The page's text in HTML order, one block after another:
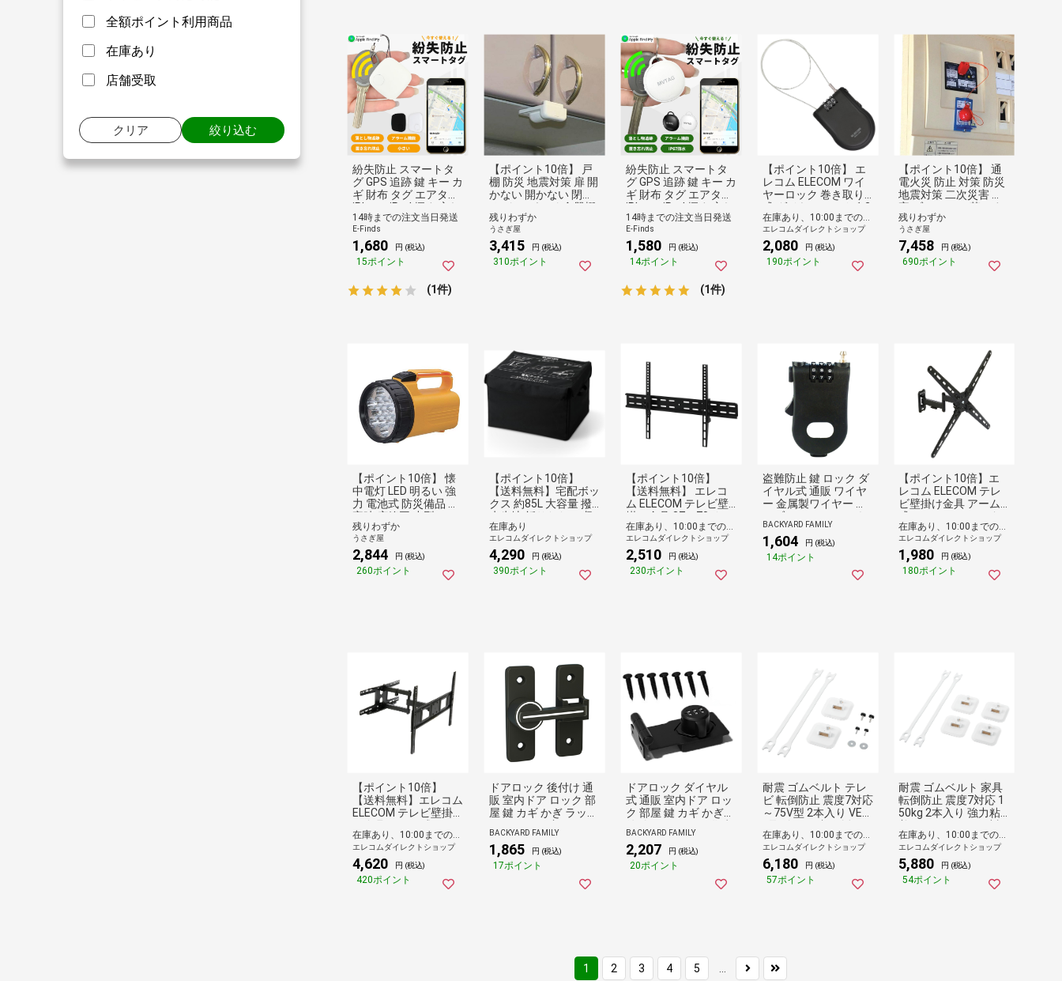
全額ポイント利用商品
在庫あり
店舗受取
クリア 絞り込む
紛失防止 スマートタ
グ GPS 追跡 鍵 キー カ
ギ 財布 タグ エアタグ
iPhone iPad 探す 忘れ
物 キーファインダー
落とし物 探し物 電池
式 電池交換 迷子 子供
子ども ペット 高齢者
小【1個:ブラック】
14時までの注文当日発送
E-Finds
1,680 円 (税込)
15ポイント
(1件)
【ポイント10倍】 戸
棚 防災 地震対策 扉 開
かない 開かない 閉め
る ドア ガード 食器棚
キッチン 台所 収納 安
心 吊戸棚用 耐震ロッ
ク スーパー閉じるポ
ン
残りわずか
うさぎ屋
3,415 円 (税込)
310ポイント
紛失防止 スマートタ
グ GPS 追跡 鍵 キー カ
ギ 財布 タグ エアタグ
iPhone iPad 探す 忘れ
物 キーファインダー
落とし物 探し物 電池
式 電池交換 迷子 子供
子ども ペット 高齢者
小【1個:ブラック】
14時までの注文当日発送
E-Finds
1,580 円 (税込)
14ポイント
(1件)
【ポイント10倍】 エ
レコム ELECOM ワイ
ヤーロック 巻き取り
式 ダイヤルロック 1.2
ｍ ブラック ESL-ECW
R004BK
在庫あり、10:00までのご注文は最短即日発送
エレコムダイレクトショップ
2,080 円 (税込)
190ポイント
【ポイント10倍】 通
電火災 防止 対策 防災
地震対策 二次災害 被
害 ブレーカー 落とす
切る 遮断 電源遮断器
断線 発熱 発火 火事 防
ぐ 安心 復旧 簡単
残りわずか
うさぎ屋
7,458 円 (税込)
690ポイント
【ポイント10倍】 懐
中電灯 LED 明るい 強
力 電池式 防災備品 災
害時 広範囲 小型
残りわずか
うさぎ屋
2,844 円 (税込)
260ポイント
【ポイント10倍】
【送料無料】宅配ボッ
クス 約85L 大容量 撥
水生地 折りたたみ 収
納 屋外 置き配ボック
ス 盗難対策 南京錠・
ワイヤー付き 戸建て/
アパート/マンション
対応 ブラック
在庫あり
エレコムダイレクトショップ
4,290 円 (税込)
390ポイント
【ポイント10倍】
【送料無料】 エレコ
ム ELECOM テレビ壁
掛け金具 37～70イン
チ対応 チルト式 上下
角度調節 VESA規格対
応 耐荷重50kg 壁から
約4.7cm スリム設計
水平器・ネジ付属 ブ
在庫あり、10:00までのご注文は最短即日発送
エレコムダイレクトショップ
2,510 円 (税込)
230ポイント
盗難防止 鍵 ロック ダ
イヤル式 通販 ワイヤ
ー 金属製ワイヤー ケ
ーブル チェーン セキ
ュリティロック 簡単
ロック 軽量 取り外し
簡単 防犯 ダイヤル 防
犯アクセサリ 盗難防
止用品 セキュリティ
BACKYARD FAMILY
1,604 円 (税込)
14ポイント
【ポイント10倍】エ
レコム ELECOM テレ
ビ壁掛け金具 アーム
式 フルモーションタ
イプ 【 13~55インチ
テレビ 壁掛け 可能】
耐荷重10Kg 上下左右
角度調整 VESA 対応
ケーブルホルダー付き
エレコムダイレクトショップ
1,980 円 (税込)
180ポイント
【ポイント10倍】
【送料無料】エレコム
ELECOM テレビ壁掛
モーションタイプ 【 3
7~70インチ テレビ 壁
掛け 可能】 耐荷重35
Kg 上下左右角度調整
VESA 対応 ケーブルホ
在庫あり、10:00までのご注文は最短即日発送
エレコムダイレクトショップ
4,620 円 (税込)
420ポイント
ドアロック 後付け 通
販 室内ドア ロック 部
屋 鍵 カギ かぎ ラッチ
戸 子供 赤ちゃん 防犯
ドア留め金ロック ド
アバックル 回転式 蛍
光 施錠 耐震ラッチ リ
ビング 寝室 窓 扉 セキ
BACKYARD FAMILY
1,865 円 (税込)
17ポイント
ドアロック ダイヤル
式 通販 室内ドア ロッ
ク 部屋 鍵 カギ かぎ
ちゃん 玄関 防犯 補助
錠 暗証番号 ドア留め
金ロック 耐久性 金属
リビング 寝室 窓 扉 セ
キュリティ ロッカー
BACKYARD FAMILY
2,207 円 (税込)
20ポイント
耐震 ゴムベルト テレ
ビ 転倒防止 震度7対応
～75V型 2本入り VES
吸収 地震用ストッパ
ー TV ホワイト
在庫あり、10:00までのご注文は最短即日発送
エレコムダイレクトショップ
6,180 円 (税込)
57ポイント
耐震 ゴムベルト 家具
転倒防止 震度7対応 1
50kg 2本入り 強力粘
応 揺れ吸収 地震用ス
トッパー 冷蔵庫 食器
棚 ホワイト
在庫あり、10:00までのご注文は最短即日発送
エレコムダイレクトショップ
5,880 円 (税込)
54ポイント
1 2 3 4 5